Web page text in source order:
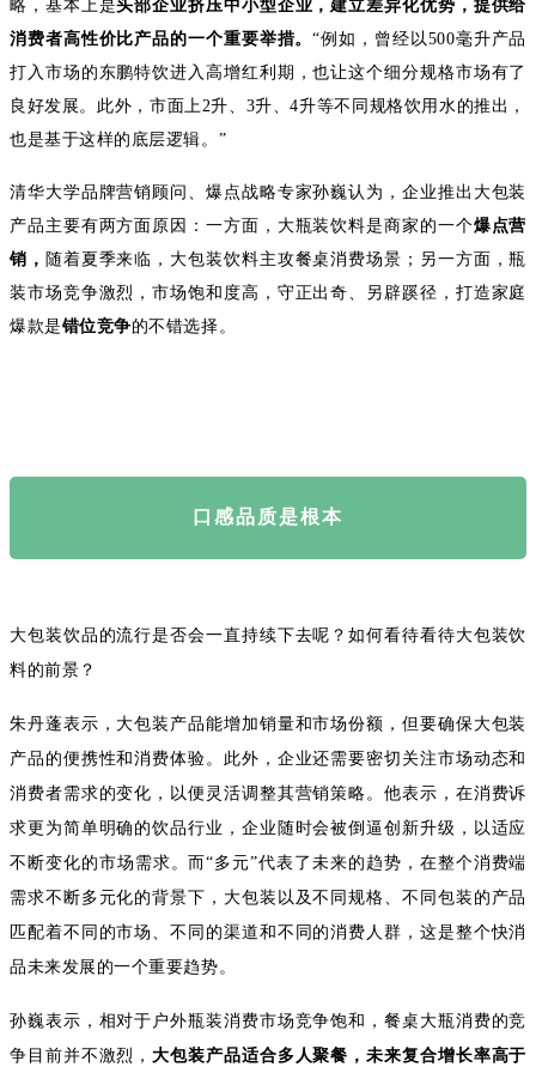
略，基本上是头部企业挤压中小型企业，建立差异化优势，提供给
消费者高性价比产品的一个重要举措。“例如，曾经以500毫升产品
打入市场的东鹏特饮进入高增红利期，也让这个细分规格市场有了
良好发展。此外，市面上2升、3升、4升等不同规格饮用水的推出，
也是基于这样的底层逻辑。”
清华大学品牌营销顾问、爆点战略专家孙巍认为，企业推出大包装
产品主要有两方面原因：一方面，大瓶装饮料是商家的一个爆点营
销， 随着夏季来临，大包装饮料主攻餐桌消费场景；另一方面，瓶
装市场竞争激烈，市场饱和度高，守正出奇、另辟蹊径，打造家庭
爆款是错位竞争的不错选择。
口感品质是根本
大包装饮品的流行是否会一直持续下去呢？如何看待看待大包装饮
料的前景？
朱丹蓬表示，大包装产品能增加销量和市场份额，但要确保大包装
产品的便携性和消费体验。此外，企业还需要密切关注市场动态和
消费者需求的变化，以便灵活调整其营销策略。他表示，在消费诉
求更为简单明确的饮品行业，企业随时会被倒逼创新升级，以适应
不断变化的市场需求。而“多元”代表了未来的趋势，在整个消费端
需求不断多元化的背景下，大包装以及不同规格、不同包装的产品
匹配着不同的市场、不同的渠道和不同的消费人群，这是整个快消
品未来发展的一个重要趋势。
孙巍表示，相对于户外瓶装消费市场竞争饱和，餐桌大瓶消费的竞
争目前并不激烈，大包装产品适合多人聚餐，未来复合增长率高于